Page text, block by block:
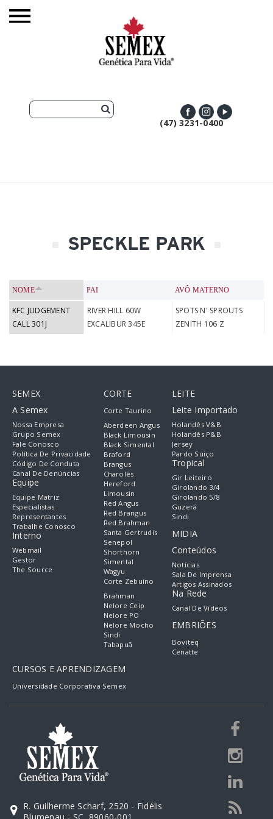
(47) 3231-0400
SPECKLE PARK
NOME PAI AVÔ MATERNO
KFC JUDGEMENT
CALL 301J
RIVER HILL 60W
EXCALIBUR 345E
SPOTS N' SPROUTS
ZENITH 106 Z
SEMEX
A Semex
Nossa Empresa
Grupo Semex
Fale Conosco
Política De Privacidade
Código De Conduta
Canal De Denúncias
Equipe
Equipe Matriz
Especialistas
Representantes
Trabalhe Conosco
Interno
Webmail
Gestor
The Source
CORTE
Corte Taurino
Aberdeen Angus
Black Limousin
Black Simental
Braford
Brangus
Charolês
Hereford
Limousin
Red Angus
Red Brangus
Red Brahman
Santa Gertrudis
Senepol
Shorthorn
Simental
Wagyu
Corte Zebuíno
Brahman
Nelore Ceip
Nelore PO
Nelore Mocho
Sindi
Tabapuã
LEITE
Leite Importado
Holandês V&B
Holandês P&B
Jersey
Pardo Suiço
Tropical
Gir Leiteiro
Girolando 3/4
Girolando 5/8
Guzerá
Sindi
MIDIA
Conteúdos
Notícias
Sala De Imprensa
Artigos Assinados
Na Rede
Canal De Vídeos
EMBRIÕES
Boviteq
Cenatte
CURSOS E APRENDIZAGEM
Universidade Corporativa Semex
R. Guilherme Scharf, 2520 - Fidélis